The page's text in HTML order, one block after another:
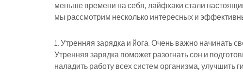
меньше времени на себя, лайфхаки стали
мы рассмотрим несколько интересных и
1. Утренняя зарядка и йога. Очень важно начинать
Утренняя зарядка поможет разогнать сон и
наладить работу всех систем организма, улучшить